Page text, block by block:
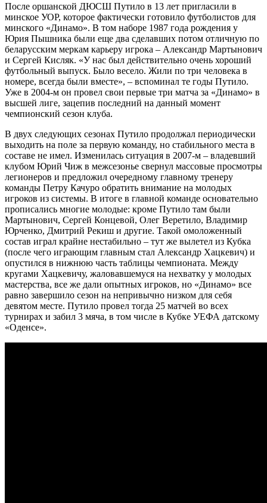
После оршанской ДЮСШ Путило в 13 лет пригласили в
минское УОР, которое фактически готовило футболистов для
минского «Динамо». В том наборе 1987 года рождения у
Юрия Пышника были еще два сделавших потом отличную по
беларусским меркам карьеру игрока – Александр Мартынович
и Сергей Кисляк. «У нас был действительно очень хороший
футбольный выпуск. Было весело. Жили по три человека в
номере, всегда были вместе», – вспоминал те годы Путило.
Уже в 2004-м он провел свои первые три матча за «Динамо» в
высшей лиге, зацепив последний на данный момент
чемпионский сезон клуба.
В двух следующих сезонах Путило продолжал периодически
выходить на поле за первую команду, но стабильного места в
составе не имел. Изменилась ситуация в 2007-м – владевший
клубом Юрий Чиж в межсезонье свернул массовые просмотры
легионеров и предложил очередному главному тренеру
команды Петру Качуро обратить внимание на молодых
игроков из системы. В итоге в главной команде основательно
прописались многие молодые: кроме Путило там были
Мартынович, Сергей Концевой, Олег Веретило, Владимир
Юрченко, Дмитрий Рекиш и другие. Такой омоложенный
состав играл крайне нестабильно – тут же вылетел из Кубка
(после чего играющим главным стал Александр Хацкевич) и
опустился в нижнюю часть таблицы чемпионата. Между
кругами Хацкевичу, жаловавшемуся на нехватку у молодых
мастерства, все же дали опытных игроков, но «Динамо» все
равно завершило сезон на непривычно низком для себя
девятом месте. Путило провел тогда 25 матчей во всех
турнирах и забил 3 мяча, в том числе в Кубке УЕФА датскому
«Оденсе».